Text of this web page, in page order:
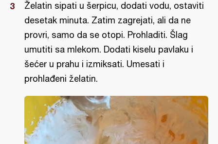
Želatin sipati u šerpicu, dodati vodu, ostaviti
desetak minuta. Zatim zagrejati, ali da ne
provri, samo da se otopi. Prohladiti. Šlag
umutiti sa mlekom. Dodati kiselu pavlaku i
šećer u prahu i izmiksati. Umesati i
prohlađeni želatin.